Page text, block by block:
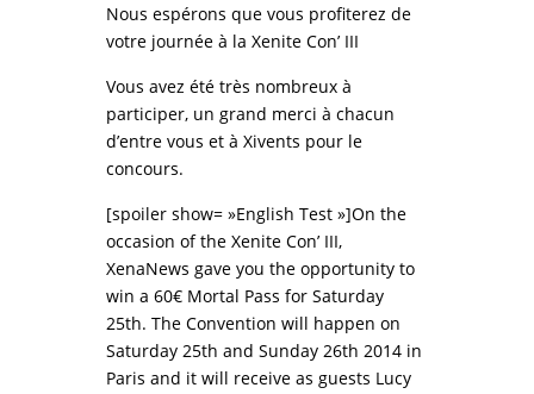
Nous espérons que vous profiterez de
votre journée à la Xenite Con’ III
Vous avez été très nombreux à
participer, un grand merci à chacun
d’entre vous et à Xivents pour le
concours.
[spoiler show= »English Test »]On the
occasion of the Xenite Con’ III,
XenaNews gave you the opportunity to
win a 60€ Mortal Pass for Saturday
25th. The Convention will happen on
Saturday 25th and Sunday 26th 2014 in
Paris and it will receive as guests Lucy